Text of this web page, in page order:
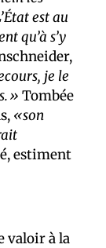
est au
qu’à s’y
je le
Tombée
«son
estiment
valoir à la